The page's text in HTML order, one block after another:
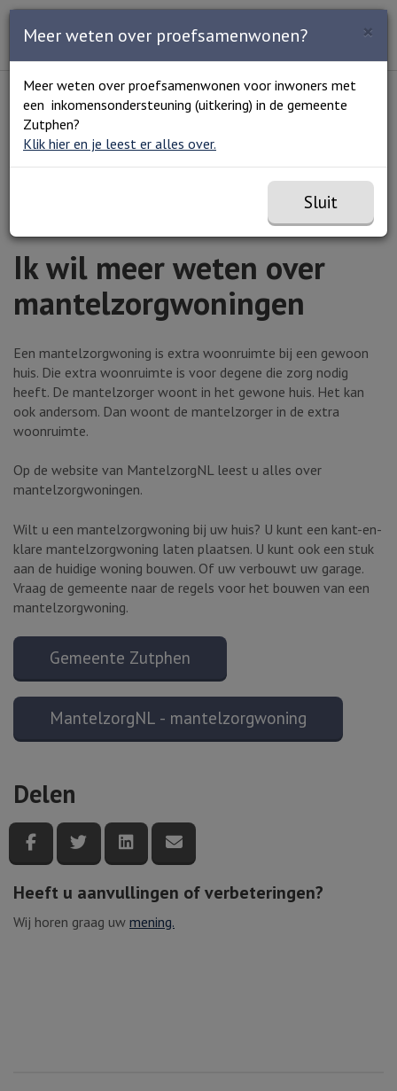
Open en sluit het
Menu
Lees voor
Uitleg woorden
Simpele tekst
Home Zorg en welzijn
weten over mantelzorgwoningen
Ik wil meer weten over
mantelzorgwoningen
Een mantelzorgwoning is extra woonruimte bij een gewoon
huis. Die extra woonruimte is voor degene die zorg nodig
heeft. De mantelzorger woont in het gewone huis. Het kan
ook andersom. Dan woont de mantelzorger in de extra
woonruimte.
Op de website van MantelzorgNL leest u alles over
mantelzorgwoningen.
Wilt u een mantelzorgwoning bij uw huis? U kunt een kant-en-
klare mantelzorgwoning laten plaatsen. U kunt ook een stuk
aan de huidige woning bouwen. Of uw verbouwt uw garage.
Vraag de gemeente naar de regels voor het bouwen van een
mantelzorgwoning.
Gemeente Zutphen
MantelzorgNL - mantelzorgwoning
Delen
Deel deze pagina via Facebook
Deel deze pagina via Twitter
Deel deze pagina via LinkedIn
Heeft u aanvullingen of verbeteringen?
Wij horen graag uw mening.
×
Meer weten over proefsamenwonen?
Meer weten over proefsamenwonen voor inwoners met
een inkomensondersteuning (uitkering) in de gemeente
Zutphen?
Klik hier en je leest er alles over.
Sluit